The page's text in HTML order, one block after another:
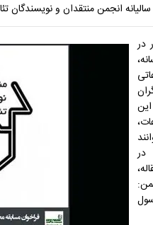
منتقدان و نویسندگان تئاتر تا ۲۵ تیر
در
این
در